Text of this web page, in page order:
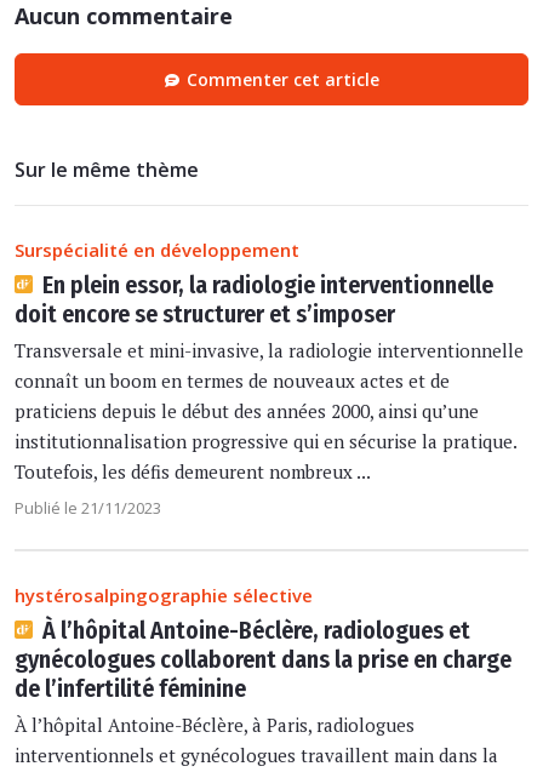
Aucun commentaire
Commenter cet article
Sur le même thème
Surspécialité en développement
En plein essor, la radiologie interventionnelle
doit encore se structurer et s’imposer
Transversale et mini-invasive, la radiologie interventionnelle
connaît un boom en termes de nouveaux actes et de
praticiens depuis le début des années 2000, ainsi qu’une
institutionnalisation progressive qui en sécurise la pratique.
Toutefois, les défis demeurent nombreux ...
Publié le 21/11/2023
hystérosalpingographie sélective
À l’hôpital Antoine-Béclère, radiologues et
gynécologues collaborent dans la prise en charge
de l’infertilité féminine
À l’hôpital Antoine-Béclère, à Paris, radiologues
interventionnels et gynécologues travaillent main dans la